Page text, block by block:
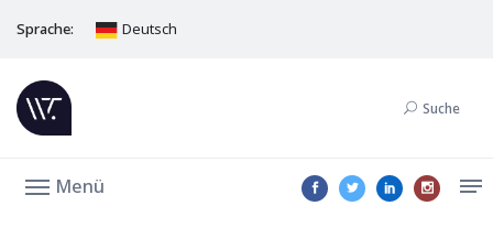
Sprache: Deutsch
Suche
Menü